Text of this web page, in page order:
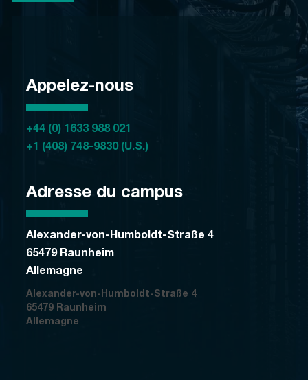
Appelez-nous
+44 (0) 1633 988 021
+1 (408) 748-9830 (U.S.)
Adresse du campus
Alexander-von-Humboldt-Straße 4
65479 Raunheim
Allemagne
Alexander-von-Humboldt-Straße 4
65479 Raunheim
Allemagne